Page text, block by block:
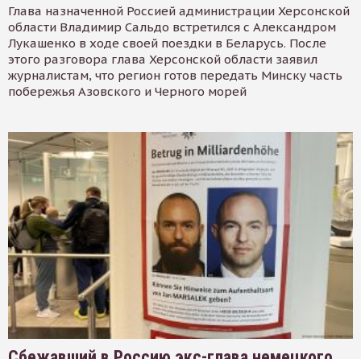
Глава назначенной Россией администрации Херсонской
области Владимир Сальдо встретился с Александром
Лукашенко в ходе своей поездки в Беларусь. После
этого разговора глава Херсонской области заявил
журналистам, что регион готов передать Минску часть
побережья Азовского и Черного морей